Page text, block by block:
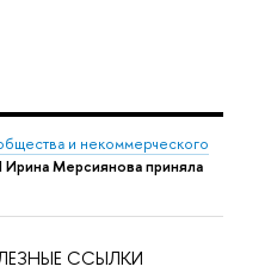
и некоммерческого
Мерсиянова приняла
ССЫЛКИ